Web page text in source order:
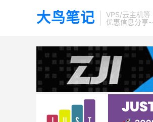
大鸟笔记
VPS/云主机等
优惠信息分享~